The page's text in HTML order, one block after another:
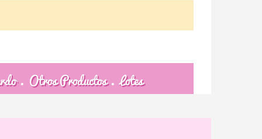
Otros Productos Lotes